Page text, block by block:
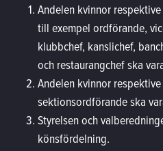
Andelen kvinnor
till exempel ordförande,
klubbchef, kanslichef,
och restaurangchef ska
Andelen kvinnor
sektionsordförande ska
Styrelsen och
könsfördelning.